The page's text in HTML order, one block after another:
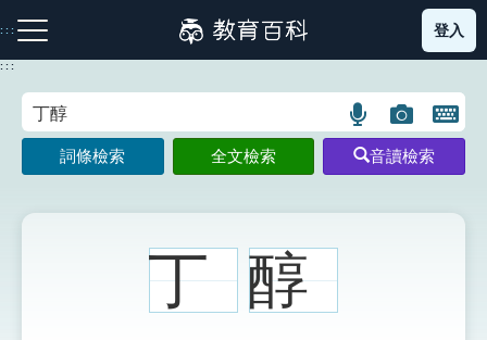
到
主
:::
注音索引圖示 筆畫索引圖示 部首索引表圖示
登入
:::
語
言
搜
圖
片
搜
開
鍵
圖
詞條檢索 全文檢索 音讀檢索
丁 醇